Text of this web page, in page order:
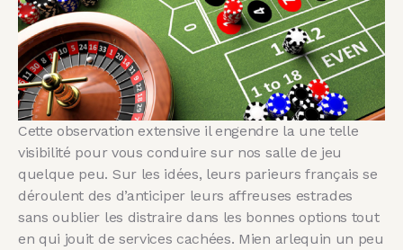
Cette observation extensive il engendre la une telle
visibilité pour vous conduire sur nos salle de jeu
quelque peu. Sur les idées, leurs parieurs français se
déroulent des d’anticiper leurs affreuses estrades
sans oublier les distraire dans les bonnes options tout
en qui jouit de services cachées. Mien arlequin un peu